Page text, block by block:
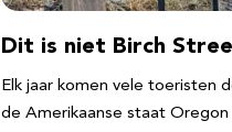
Dit is niet Birch
Elk jaar komen vele toeristen
de Amerikaanse staat